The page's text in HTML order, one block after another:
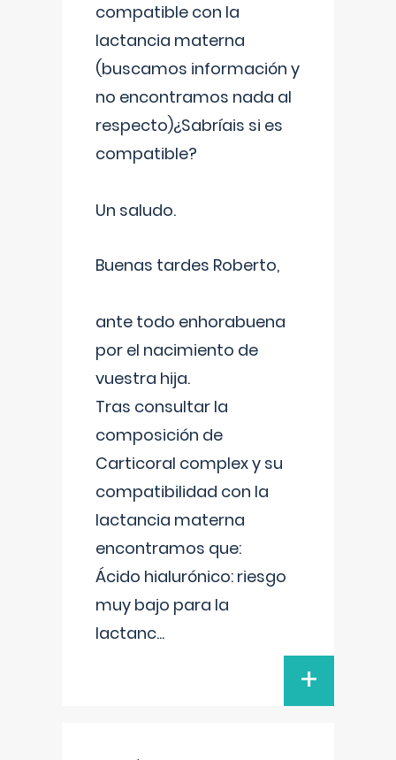
compatible con la
lactancia materna
(buscamos información y
no encontramos nada al
respecto)¿Sabríais si es
compatible?
Un saludo.
Buenas tardes Roberto,
ante todo enhorabuena
por el nacimiento de
vuestra hija.
Tras consultar la
composición de
Carticoral complex y su
compatibilidad con la
lactancia materna
encontramos que:
Ácido hialurónico: riesgo
muy bajo para la
lactanc...
+